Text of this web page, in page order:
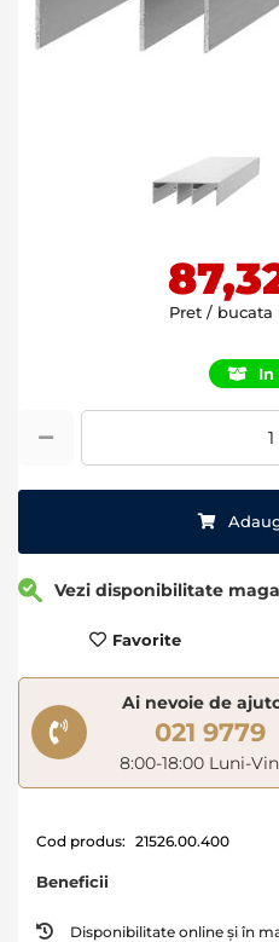
Pret / bucata
In
Vezi disponibilitate
Favorite
Ai nevoie de
021 9779
8:00-18:00 Luni-
Cod produs: 21526.00.400
Beneficii
Disponibilitate online și în